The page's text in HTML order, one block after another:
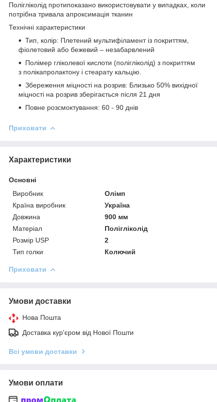
Полігліколід протипоказано використовувати у випадках, коли
потрібна тривала апроксимація тканин
Технічні характеристики
Тип, колір: Плетений мультифіламент із покриттям,
фіолетовий або бежевий – незабарвлений
Полімер гліколевої кислоти (полігліколід) з покриттям
з полікапролактону і стеарату кальцію.
Збереження міцності на розрив: Близько 50% вихідної
міцності на розрив зберігається після 21 дня
Повне розсмоктування: 60 - 90 днів
Приховати
Характеристики
Основні
Виробник
Олімп
Країна виробник
Україна
Довжина
900 мм
Матеріал
Полігліколід
Розмір USP
2
Тип голки
Колючий
Приховати
Умови доставки
Нова Пошта
Доставка кур'єром від Нової Пошти
Всі умови доставки
Умови оплати